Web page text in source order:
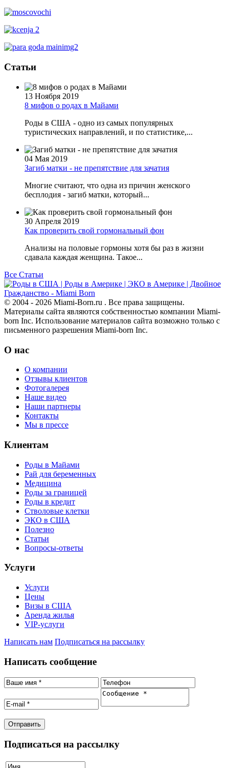
Статьи
13 Ноября 2019
8 мифов о родах в Майами
Роды в США - одно из самых популярных
туристических направлений, и по статистике,...
04 Мая 2019
Загиб матки - не препятствие для зачатия
Многие считают, что одна из причин женского
бесплодия - загиб матки, который...
30 Апреля 2019
Как проверить свой гормональный фон
Анализы на половые гормоны хотя бы раз в жизни
сдавала каждая женщина. Такое...
Все Статьи
© 2004 - 2026 Miami-Born.ru . Все права защищены.
Материалы сайта являются собственностью компании Miami-
born Inc. Использование материалов сайта возможно только с
письменного разрешения Miami-born Inc.
О нас
О компании
Отзывы клиентов
Фотогалерея
Наше видео
Наши партнеры
Контакты
Мы в прессе
Клиентам
Роды в Майами
Рай для беременных
Медицина
Роды за границей
Роды в кредит
Стволовые клетки
ЭКО в США
Полезно
Статьи
Вопросы-ответы
Услуги
Услуги
Цены
Визы в США
Аренда жилья
VIP-услуги
Написать нам Подписаться на рассылку
Написать сообщение
Подписаться на рассылку